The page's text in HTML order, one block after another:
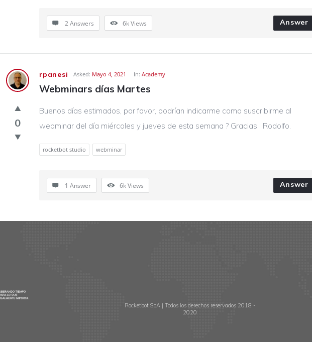
2 Answers 6kViews Answer
rpanesi Asked: Mayo 4, 2021 In: Academy
Webminars días Martes
0
Buenos días estimados, por favor, podrían indicarme como suscribirme al
webminar del día miércoles y jueves de esta semana ? Gracias ! Rodolfo.
rocketbot studio webminar
1 Answer 6kViews Answer
Rocketbot SpA | Todos los derechos reservados 2018 -
2020